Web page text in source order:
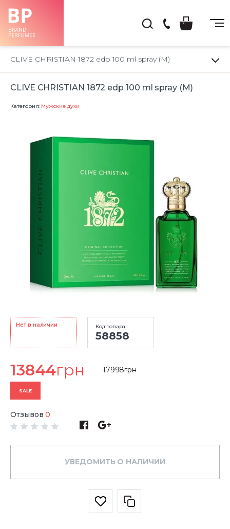
66-
CLIVE CHRISTIAN 1872 edp 100 ml spray (M)
CLIVE CHRISTIAN 1872 edp 100 ml spray (M)
Категория: Мужские духи
Нет в наличии Код товара:
58858
13844грн 17998грн
SALE
Отзывов 0
УВЕДОМИТЬ О НАЛИЧИИ